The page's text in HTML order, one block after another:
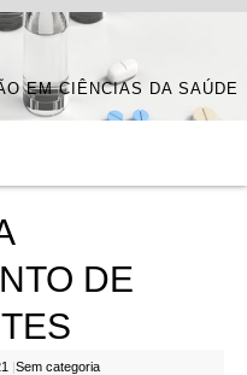
EM CIÊNCIAS DA SAÚDE
DE
|Sem categoria